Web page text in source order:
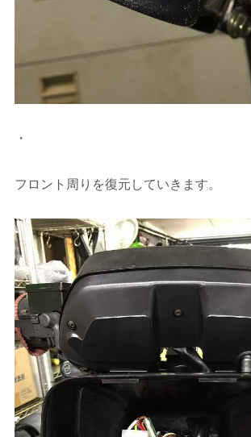
・
フロント周りを復元していきます。